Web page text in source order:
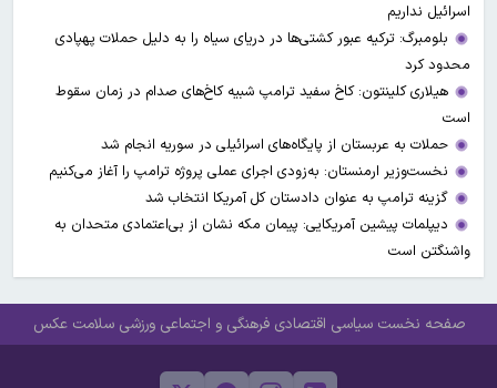
اسرائیل نداریم
بلومبرگ: ترکیه عبور کشتی‌ها در دریای سیاه را به دلیل حملات پهپادی
محدود کرد
هیلاری کلینتون: کاخ سفید ترامپ شبیه کاخ‌های صدام در زمان سقوط
است
حملات به عربستان از پایگاه‌های اسرائیلی در سوریه انجام شد
نخست‌وزیر ارمنستان: به‌زودی اجرای عملی پروژه ترامپ را آغاز می‌کنیم
گزینه ترامپ به عنوان دادستان کل آمریکا انتخاب شد
دیپلمات پیشین آمریکایی: پیمان مکه نشان از بی‌اعتمادی متحدان به
واشنگتن است
صفحه نخست سیاسی اقتصادی فرهنگی و اجتماعی ورزشی سلامت عکس